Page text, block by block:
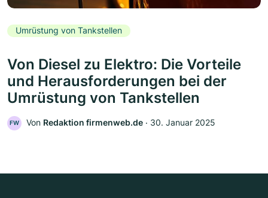
Umrüstung von Tankstellen
Von Diesel zu Elektro: Die Vorteile
und Herausforderungen bei der
Umrüstung von Tankstellen
FW Von Redaktion firmenweb.de ‧ 30. Januar 2025